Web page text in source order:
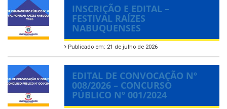
INSCRIÇÃO E EDITAL –
FESTIVAL RAÍZES
NABUQUENSES
Publicado em: 21 de julho de 2026
EDITAL DE CONVOCAÇÃO Nº
008/2026 – CONCURSO
PÚBLICO Nº 001/2024